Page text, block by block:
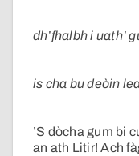
dh’fhalbh i uath’
is cha bu deòin
’S dòcha gum bi
an ath Litir! Ach